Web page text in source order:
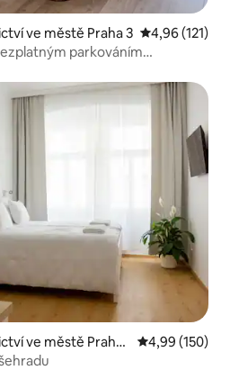
ve městě Praha 3 Průměrné
4,96 (121)
parkováním
u hostů
ve městě Praha
Průměrné
4,99 (150)